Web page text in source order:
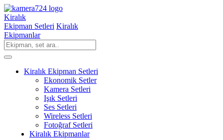
Kiralık
Ekipman Setleri Kiralık
Ekipmanlar
Kiralık Ekipman Setleri
Ekonomik Setler
Kamera Setleri
Işık Setleri
Ses Setleri
Wireless Setleri
Fotoğraf Setleri
Kiralık Ekipmanlar